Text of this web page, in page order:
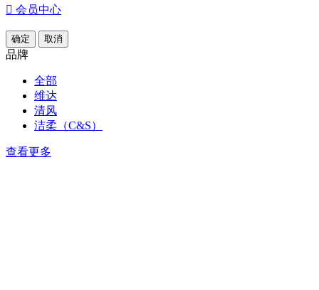
 会员中心
确定 取消
品牌
全部
维达
清风
洁柔（C&S）
查看更多